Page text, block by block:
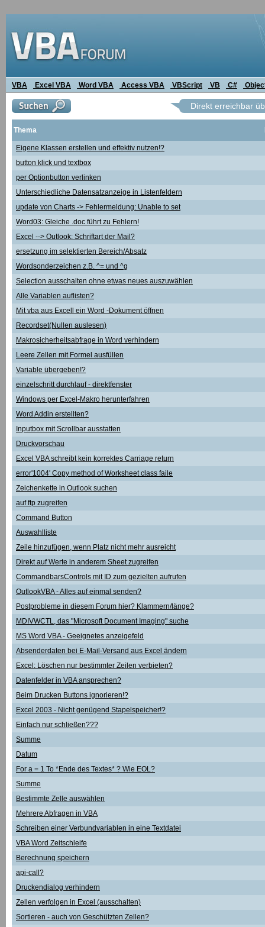
VBA Excel VBA Word VBA Access VBA VBScript VB C#
Direkt erreichbar
Thema
Eigene Klassen erstellen und effektiv nutzen!?
button klick und textbox
per Optionbutton verlinken
Unterschiedliche Datensatzanzeige in Listenfeldern
update von Charts -> Fehlermeldung: Unable to set
Word03: Gleiche .doc führt zu Fehlern!
Excel --> Outlook: Schriftart der Mail?
ersetzung im selektierten Bereich/Absatz
Wordsonderzeichen z.B. ^= und ^g
Selection ausschalten ohne etwas neues auszuwählen
Alle Variablen auflisten?
Mit vba aus Excell ein Word -Dokument öffnen
Recordset(Nullen auslesen)
Makrosicherheitsabfrage in Word verhindern
Leere Zellen mit Formel ausfüllen
Variable übergeben!?
einzelschritt durchlauf - direktfenster
Windows per Excel-Makro herunterfahren
Word Addin erstellten?
Inputbox mit Scrollbar ausstatten
Druckvorschau
Excel VBA schreibt kein korrektes Carriage return
error'1004' Copy method of Worksheet class faile
Zeichenkette in Outlook suchen
auf ftp zugreifen
Command Button
Auswahlliste
Zeile hinzufügen, wenn Platz nicht mehr ausreicht
Direkt auf Werte in anderem Sheet zugreifen
CommandbarsControls mit ID zum gezielten aufrufen
OutlookVBA - Alles auf einmal senden?
Postprobleme in diesem Forum hier? Klammern/länge?
MDIVWCTL, das "Microsoft Document Imaging" suche
MS Word VBA - Geeignetes anzeigefeld
Absenderdaten bei E-Mail-Versand aus Excel ändern
Excel: Löschen nur bestimmter Zeilen verbieten?
Datenfelder in VBA ansprechen?
Beim Drucken Buttons ignorieren!?
Excel 2003 - Nicht genügend Stapelspeicher!?
Einfach nur schließen???
Summe
Datum
For a = 1 To *Ende des Textes* ? Wie EOL?
Summe
Bestimmte Zelle auswählen
Mehrere Abfragen in VBA
Schreiben einer Verbundvariablen in eine Textdatei
VBA Word Zeitschleife
Berechnung speichern
api-call?
Druckendialog verhindern
Zellen verfolgen in Excel (ausschalten)
Sortieren - auch von Geschützten Zellen?